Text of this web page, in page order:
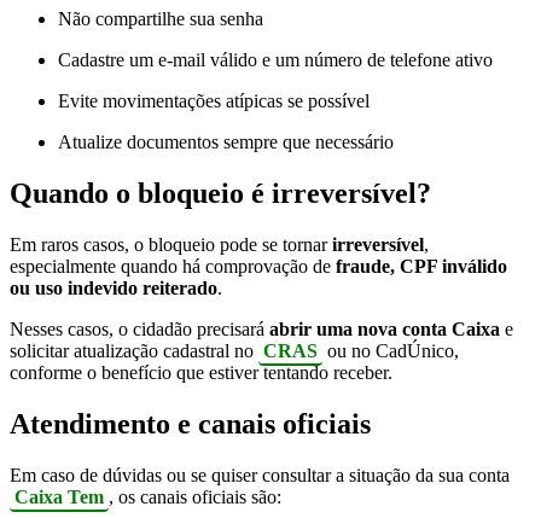
Não compartilhe sua senha
Cadastre um e-mail válido e um número de telefone ativo
Evite movimentações atípicas se possível
Atualize documentos sempre que necessário
Quando o bloqueio é irreversível?
Em raros casos, o bloqueio pode se tornarirreversível,
especialmente quando há comprovação de fraude, CPF inválido
ou uso indevido reiterado.
Nesses casos, o cidadão precisará abrir uma nova conta Caixa e
solicitar atualização cadastral no CRAS ou no CadÚnico,
conforme o benefício que estiver tentando receber.
Atendimento e canais oficiais
Em caso de dúvidas ou se quiser consultar a situação da sua conta
Caixa Tem , os canais oficiais são: